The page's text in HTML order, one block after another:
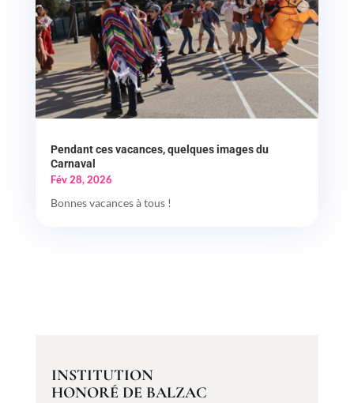
Pendant ces vacances, quelques images du
Carnaval
Fév 28, 2026
Bonnes vacances à tous !
INSTITUTION
HONORÉ DE BALZAC